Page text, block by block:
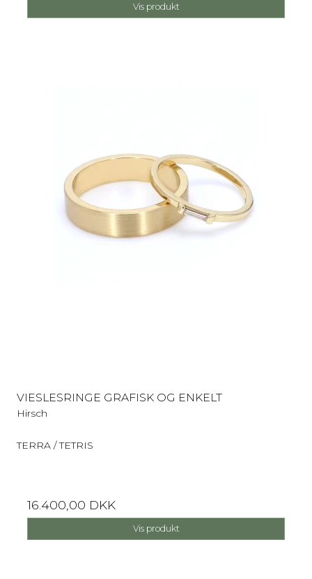
Vis produkt
VIESLESRINGE GRAFISK OG ENKELT
Hirsch
TERRA / TETRIS
16.400,00 DKK
Vis produkt